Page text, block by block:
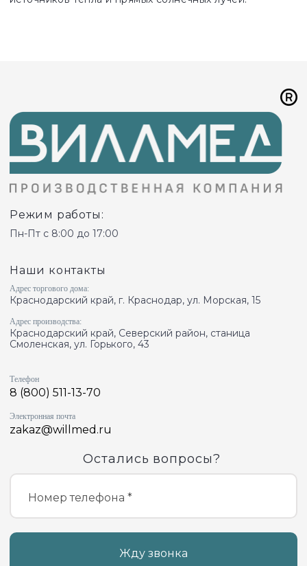
Режим работы:
Пн-Пт с 8:00 до 17:00
Наши контакты
Адрес торгового дома:
Краснодарский край, г. Краснодар, ул. Морская, 15
Адрес производства:
Краснодарский край, Северский район, станица
Смоленская, ул. Горького, 43
Телефон
8 (800) 511-13-70
Электронная почта
zakaz@willmed.ru
Остались вопросы?
Номер телефона *
Жду звонка